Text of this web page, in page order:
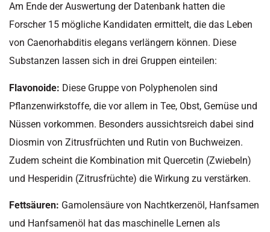
Am Ende der Auswertung der Datenbank hatten die
Forscher 15 mögliche Kandidaten ermittelt, die das Leben
von Caenorhabditis elegans verlängern können. Diese
Substanzen lassen sich in drei Gruppen einteilen:
Flavonoide: Diese Gruppe von Polyphenolen sind
Pflanzenwirkstoffe, die vor allem in Tee, Obst, Gemüse und
Nüssen vorkommen. Besonders aussichtsreich dabei sind
Diosmin von Zitrusfrüchten und Rutin von Buchweizen.
Zudem scheint die Kombination mit Quercetin (Zwiebeln)
und Hesperidin (Zitrusfrüchte) die Wirkung zu verstärken.
Fettsäuren: Gamolensäure von Nachtkerzenöl, Hanfsamen
und Hanfsamenöl hat das maschinelle Lernen als